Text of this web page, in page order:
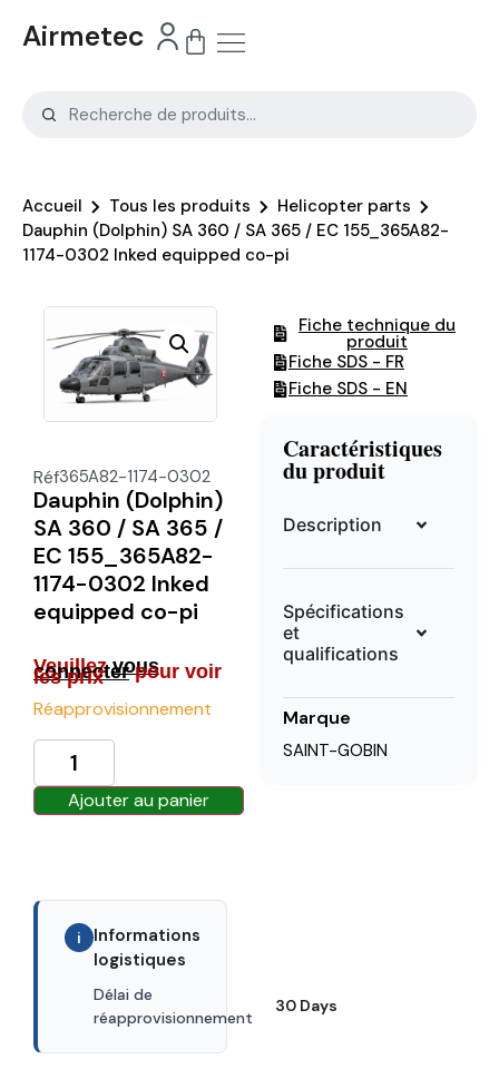
Airmetec
Accueil Tous les produits
Helicopter parts
Dauphin (Dolphin) SA 360 / SA 365 / EC 155_365A82-
1174-0302 Inked equipped co-pi
Réf365A82-1174-0302
Dauphin (Dolphin)
SA 360 / SA 365 /
EC 155_365A82-
1174-0302 Inked
equipped co-pi
Veuillezvous
connecterpour voir
les prix
Réapprovisionnement
Ajouter au panier
i
Informations
logistiques
Délai de
réapprovisionnement
30 Days
Fiche technique du
produit
Fiche SDS - FR
Fiche SDS - EN
Caractéristiques
du produit
Description
Spécifications
et
qualifications
Marque
SAINT-GOBIN